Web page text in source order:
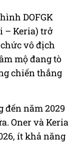
DOFGK
– Keria) trở
vô địch
mộ đang tò
chiến thắng
đến năm 2029
Oner và Keria
ít khả năng